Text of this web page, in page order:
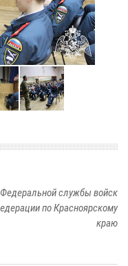
службы войск
по Красноярскому
краю